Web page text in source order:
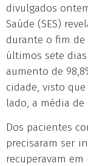
divulgados
Saúde (SES)
durante o fim de
últimos sete dias
aumento de
cidade, visto que
lado, a média
Dos pacientes
precisaram ser
recuperavam